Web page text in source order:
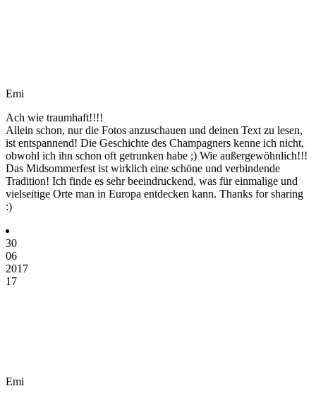
Emi
Ach wie traumhaft!!!!
Allein schon, nur die Fotos anzuschauen und deinen Text zu lesen,
ist entspannend! Die Geschichte des Champagners kenne ich nicht,
obwohl ich ihn schon oft getrunken habe ;) Wie außergewöhnlich!!!
Das Midsommerfest ist wirklich eine schöne und verbindende
Tradition! Ich finde es sehr beeindruckend, was für einmalige und
vielseitige Orte man in Europa entdecken kann. Thanks for sharing
:)
30
06
2017
17
Emi